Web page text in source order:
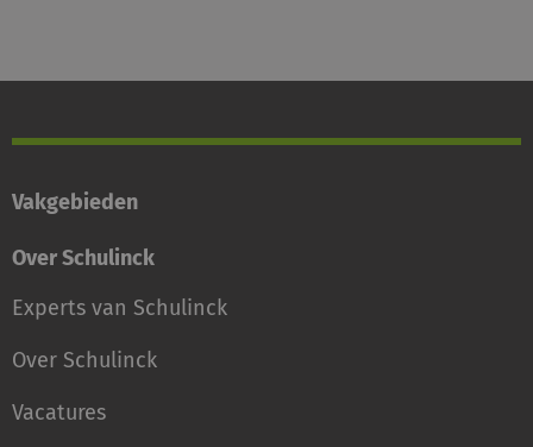
Vakgebieden
Over Schulinck
Experts van Schulinck
Over Schulinck
Vacatures